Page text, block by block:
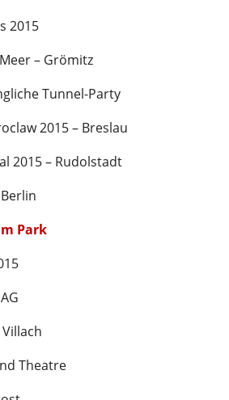
2015
– Grömitz
Tunnel-Party
2015 – Breslau
2015 – Rudolstadt
Park
Theatre